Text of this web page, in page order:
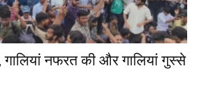
गालियां नफरत की और गालियां गुस्से